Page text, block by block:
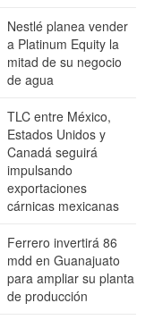
Nestlé planea vender
a Platinum Equity la
mitad de su negocio
de agua
TLC entre México,
Estados Unidos y
Canadá seguirá
impulsando
exportaciones
cárnicas mexicanas
Ferrero invertirá 86
mdd en Guanajuato
para ampliar su planta
de producción